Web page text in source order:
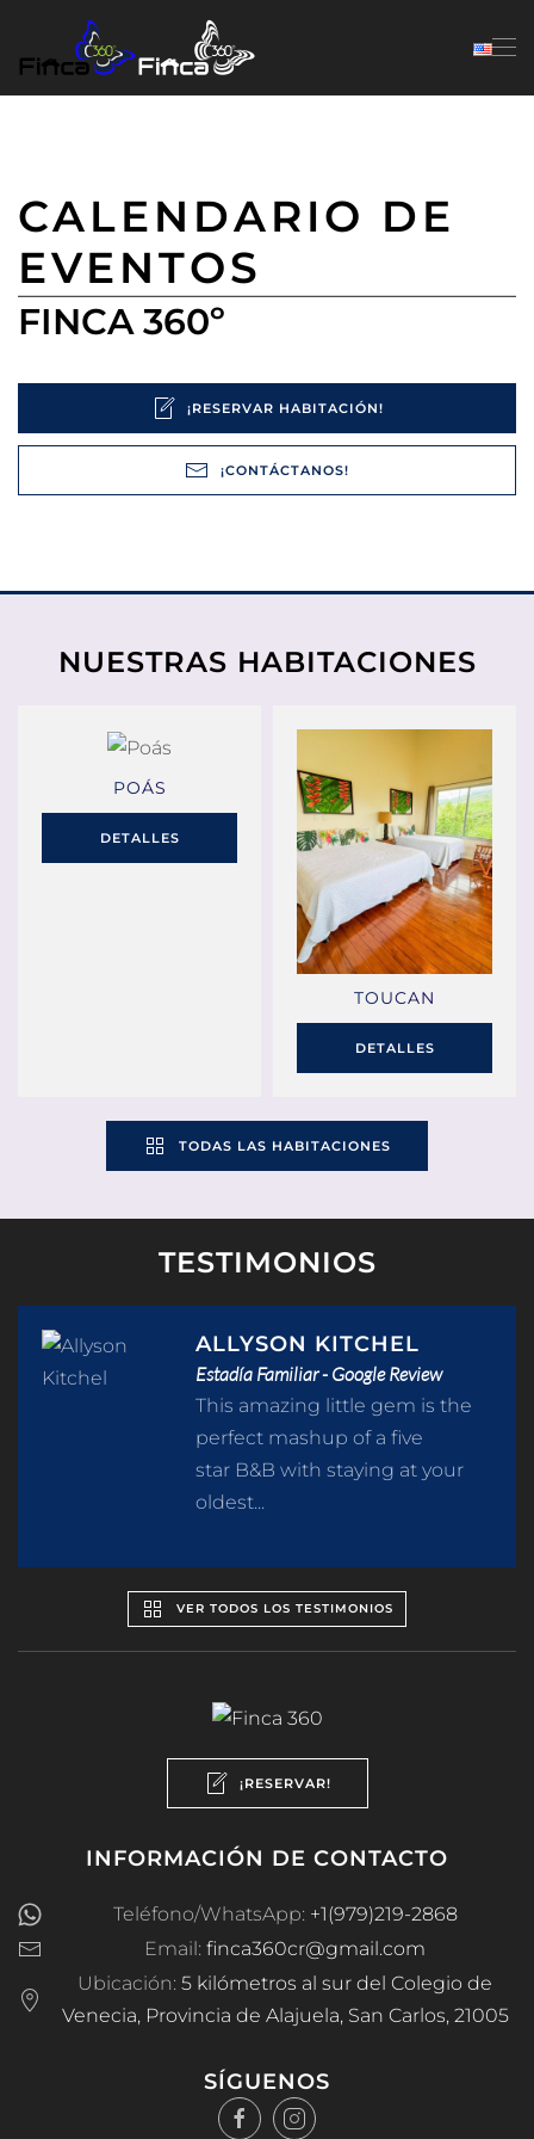
Skip to main content
CALENDARIO DE
EVENTOS
FINCA 360º
¡RESERVAR HABITACIÓN!
¡CONTÁCTANOS!
NUESTRAS HABITACIONES
POÁS
DETALLES
TOUCAN
DETALLES
TODAS LAS HABITACIONES
TESTIMONIOS
ALLYSON KITCHEL
Estadía Familiar - Google Review
This amazing little gem is the
perfect mashup of a five
star B&B with staying at your
oldest...
VER TODOS LOS TESTIMONIOS
¡RESERVAR!
INFORMACIÓN DE CONTACTO
Teléfono/WhatsApp: +1(979)219-2868
Email: finca360cr@gmail.com
Ubicación: 5 kilómetros al sur del Colegio de
Venecia, Provincia de Alajuela, San Carlos, 21005
SÍGUENOS